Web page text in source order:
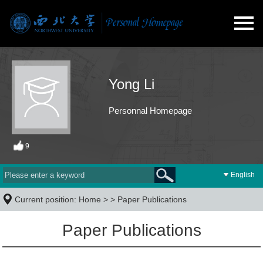
Yong Li
Personnal Homepage
9
English
Current position: Home > > Paper Publications
Paper Publications